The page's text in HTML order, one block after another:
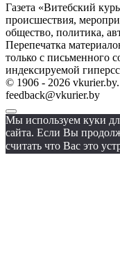
Газета «Витебский
происшествия,
общество, политика,
Перепечатка
только с письменного
индексируемой
© 1906 - 2026
feedback@vkurier.by
Мы используем куки
сайта. Если Вы
считать что Вас это